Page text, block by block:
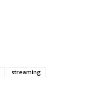
streaming